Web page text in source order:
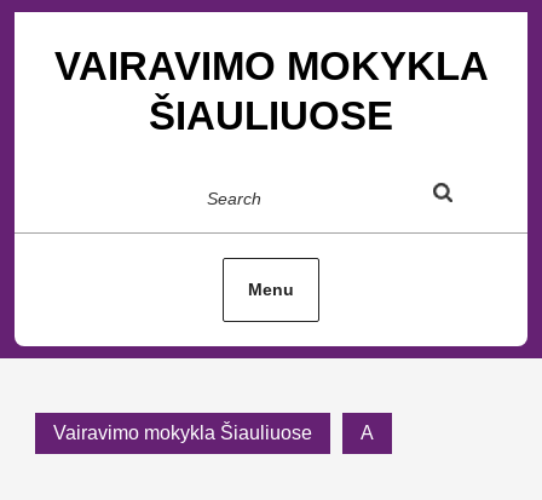
Skip
contentVAIRAVIMO MOKYKLA
ŠIAULIUOSE
Menu
Vairavimo mokykla Šiauliuose A